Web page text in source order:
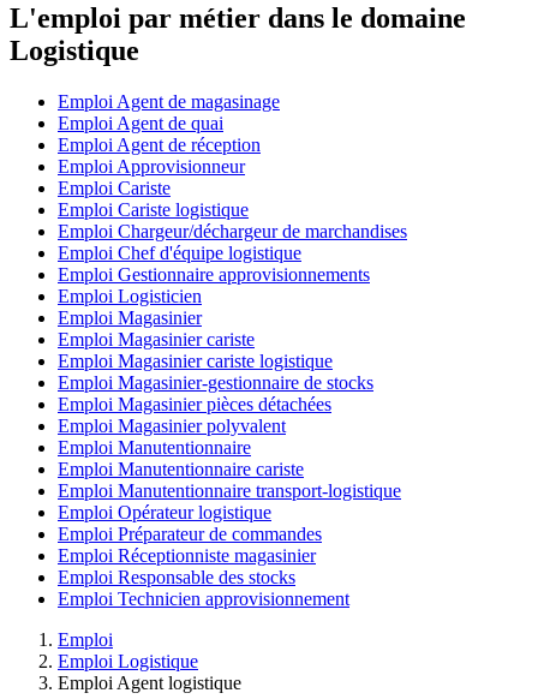
L'emploi par métier dans le domaine
Logistique
Emploi Agent de magasinage
Emploi Agent de quai
Emploi Agent de réception
Emploi Approvisionneur
Emploi Cariste
Emploi Cariste logistique
Emploi Chargeur/déchargeur de marchandises
Emploi Chef d'équipe logistique
Emploi Gestionnaire approvisionnements
Emploi Logisticien
Emploi Magasinier
Emploi Magasinier cariste
Emploi Magasinier cariste logistique
Emploi Magasinier-gestionnaire de stocks
Emploi Magasinier pièces détachées
Emploi Magasinier polyvalent
Emploi Manutentionnaire
Emploi Manutentionnaire cariste
Emploi Manutentionnaire transport-logistique
Emploi Opérateur logistique
Emploi Préparateur de commandes
Emploi Réceptionniste magasinier
Emploi Responsable des stocks
Emploi Technicien approvisionnement
Emploi
Emploi Logistique
Emploi Agent logistique